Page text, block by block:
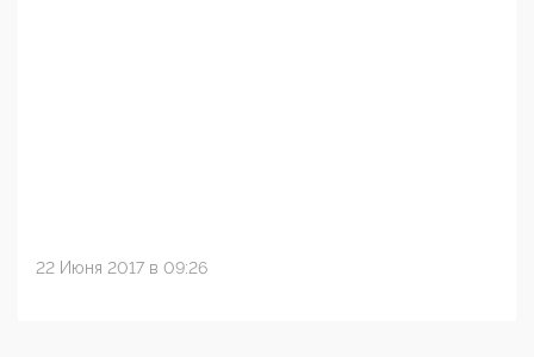
22 Июня 2017 в 09:26